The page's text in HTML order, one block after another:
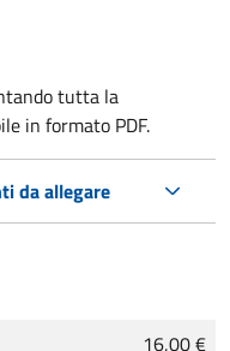
tutta la
in formato PDF.
da allegare
16,00 €